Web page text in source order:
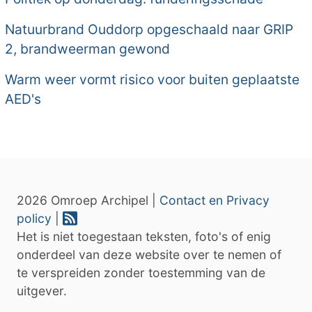
Natuurbrand Ouddorp opgeschaald naar GRIP
2, brandweerman gewond
Warm weer vormt risico voor buiten geplaatste
AED's
2026 Omroep Archipel | Contact en Privacy
policy
Het is niet toegestaan teksten, foto's of enig
onderdeel van deze website over te nemen of
te verspreiden zonder toestemming van de
uitgever.